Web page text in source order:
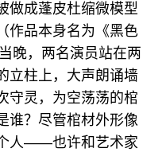
做成蓬皮杜缩微模型
作品本身名为《黑色
晚，两名演员站在两
立柱上，大声朗诵墙
守灵，为空荡荡的棺
谁？尽管棺材外形像
人——也许和艺术家